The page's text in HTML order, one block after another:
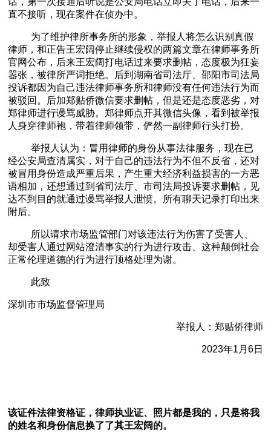
直不接听，现在案件在侦办中。
为了维护律所事务所的形象，举报人将怎么识别真假
律师，和正告王宏阔停止继续侵权的两篇文章在律师事务所
官网公布，后来王宏阔打电话过来要求删帖，态度极为狂妄
嚣张，被律所严词拒绝。后到湖南省司法厅、邵阳市司法局
投诉都因为自己违法律师事务所和律师没有任何违法行为而
被驳回。后加郑贴侨微信要求删帖，但是还是态度恶劣，对
郑律师进行谩骂威胁。郑律师点开其微信头像，看到被举报
人身穿律师袍，带着律师领带，俨然一副律师行头打扮。
举报人认为：冒用律师的身份从事法律服务，现在已
经公安局查清属实，对于自己的违法行为不但不反省，还对
被冒用身份造成严重后果，产生重大经济利益损害的一方恶
语相加，还想通过到省司法厅、市司法局投诉要求删帖，见
达不到目的就通过谩骂举报人泄愤。所有聊天记录打印出来
附后。
所以请求市场监管部门对该违法行为伤害了受害人、
却受害人通过网站澄清事实的行为进行攻击、这种颠倒社会
正常伦理道德的行为进行顶格处理为谢。
此致
深圳市市场监督管理局
举报人：郑贴侨律师
2023年1 月 6日
该证件法律资格证，律师执业证、照片都是我的，只是将我
的姓名和身份信息换了了其王宏阔的。